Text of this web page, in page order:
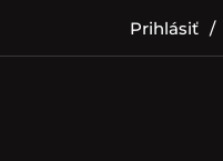
Prihlásiť